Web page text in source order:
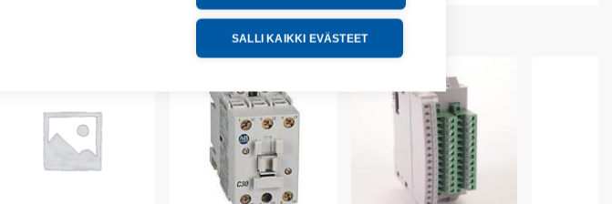
SALLI KAIKKI EVÄSTEET